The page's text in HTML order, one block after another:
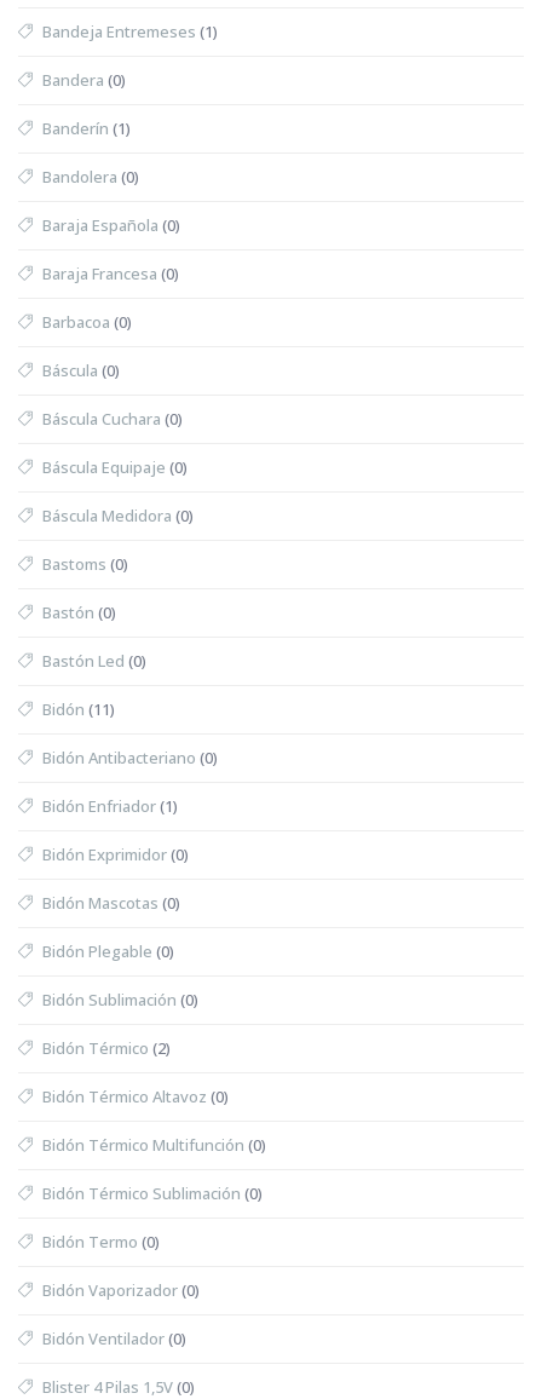
Bandeja Entremeses (1)
Bandera (0)
Banderín (1)
Bandolera (0)
Baraja Española (0)
Baraja Francesa (0)
Barbacoa (0)
Báscula (0)
Báscula Cuchara (0)
Báscula Equipaje (0)
Báscula Medidora (0)
Bastoms (0)
Bastón (0)
Bastón Led (0)
Bidón (11)
Bidón Antibacteriano (0)
Bidón Enfriador(1)
Bidón Exprimidor(0)
Bidón Mascotas (0)
Bidón Plegable (0)
Bidón Sublimación (0)
Bidón Térmico (2)
Bidón Térmico Altavoz (0)
Bidón Térmico Multifunción (0)
Bidón Térmico Sublimación (0)
Bidón Termo (0)
Bidón Vaporizador(0)
Bidón Ventilador(0)
Blister 4 Pilas 1,5V(0)